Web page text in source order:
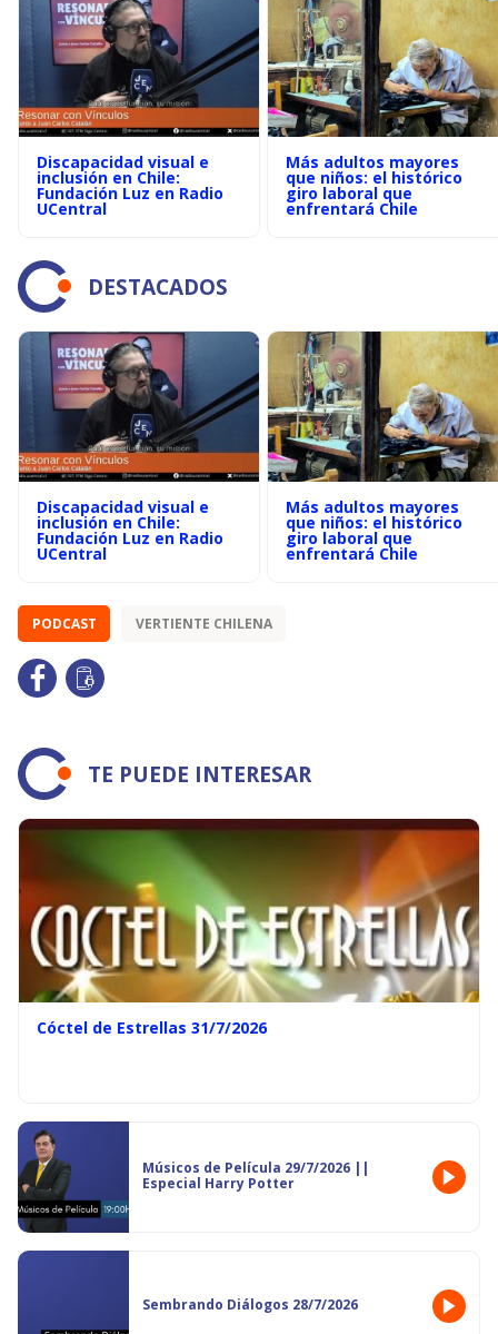
Discapacidad visual e
inclusión en Chile:
Fundación Luz en Radio
UCentral
Más adultos mayores
que niños: el histórico
giro laboral que
enfrentará Chile
DESTACADOS
Discapacidad visual e
inclusión en Chile:
Fundación Luz en Radio
UCentral
Más adultos mayores
que niños: el histórico
giro laboral que
enfrentará Chile
PODCAST VERTIENTE CHILENA
TE PUEDE INTERESAR
Cóctel de Estrellas 31/7/2026
Músicos de Película 29/7/2026 ||
Especial Harry Potter
Sembrando Diálogos 28/7/2026